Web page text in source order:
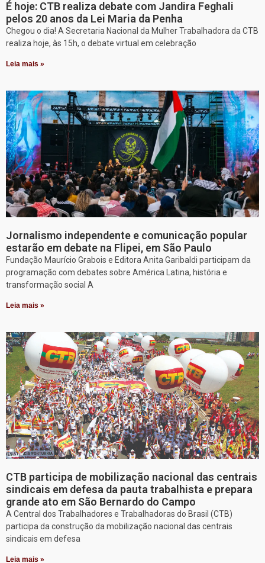
É hoje: CTB realiza debate com Jandira Feghali
pelos 20 anos da Lei Maria da Penha
Chegou o dia! A Secretaria Nacional da Mulher Trabalhadora da CTB
realiza hoje, às 15h, o debate virtual em celebração
Leia mais »
Jornalismo independente e comunicação popular
estarão em debate na Flipei, em São Paulo
Fundação Maurício Grabois e Editora Anita Garibaldi participam da
programação com debates sobre América Latina, história e
transformação social A
Leia mais »
CTB participa de mobilização nacional das centrais
sindicais em defesa da pauta trabalhista e prepara
grande ato em São Bernardo do Campo
A Central dos Trabalhadores e Trabalhadoras do Brasil (CTB)
participa da construção da mobilização nacional das centrais
sindicais em defesa
Leia mais »